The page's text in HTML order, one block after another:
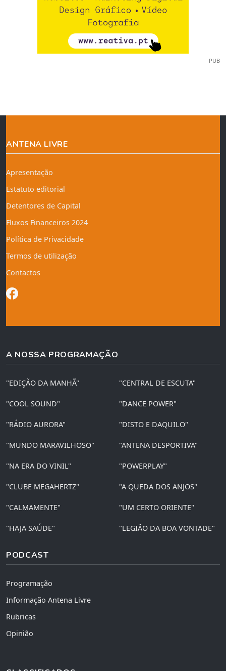
PUB
ANTENA LIVRE
Apresentação
Estatuto editorial
Detentores de Capital
Fluxos Financeiros 2024
Política de Privacidade
Termos de utilização
Contactos
A NOSSA PROGRAMAÇÃO
"EDIÇÃO DA MANHÃ" "CENTRAL DE ESCUTA"
"COOL SOUND" "DANCE POWER"
"RÁDIO AURORA" "DISTO E DAQUILO"
"MUNDO MARAVILHOSO" "ANTENA DESPORTIVA"
"NA ERA DO VINIL" "POWERPLAY"
"CLUBE MEGAHERTZ" "A QUEDA DOS ANJOS"
"CALMAMENTE" "UM CERTO ORIENTE"
"HAJA SAÚDE" "LEGIÃO DA BOA VONTADE"
PODCAST
Programação
Informação Antena Livre
Rubricas
Opinião